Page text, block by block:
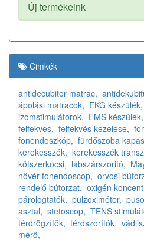
Új termékeink
Cimkék
antidecubitor matrac,
ápolási matracok, EKG készülék,
izomstimulátorok, EMS készülék,
felfekvés, felfekvés kezelése,
fonendoszkóp, fürdőszoba
kerekesszék, kerekesszék
kötszerkocsi, lábszárszoritó,
nővér fonendoscop, orvosi
rendelő bútorzat, oxigén
párologtatók, pulzoximéter,
asztal, stetoscop, TENS
térdrögzítők, térdszorítók,
mérő,